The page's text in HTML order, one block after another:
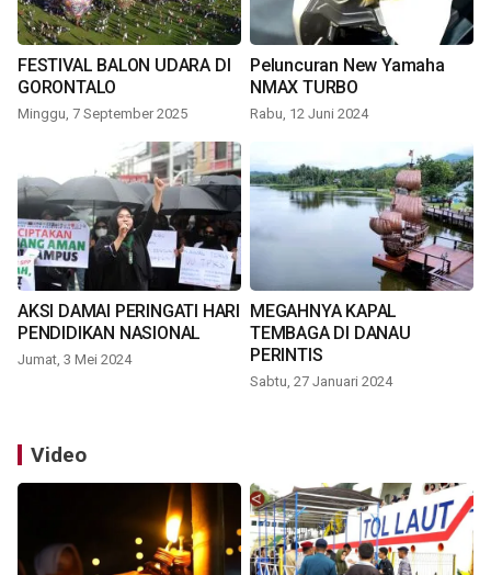
FESTIVAL BALON UDARA DI
GORONTALO
Minggu, 7 September 2025
Peluncuran New Yamaha
NMAX TURBO
Rabu, 12 Juni 2024
AKSI DAMAI PERINGATI HARI
PENDIDIKAN NASIONAL
Jumat, 3 Mei 2024
MEGAHNYA KAPAL
TEMBAGA DI DANAU
PERINTIS
Sabtu, 27 Januari 2024
Video